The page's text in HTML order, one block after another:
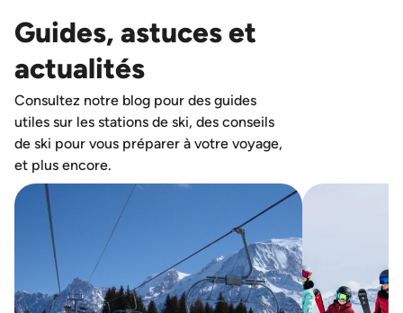
Guides, astuces et
actualités
Consultez notre blog pour des guides
utiles sur les stations de ski, des conseils
de ski pour vous préparer à votre voyage,
et plus encore.